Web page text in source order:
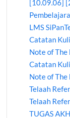
[10.09.06]
LMS
Catatan
Note of The
Catatan
Note of The
Telaah
Telaah
TUGAS